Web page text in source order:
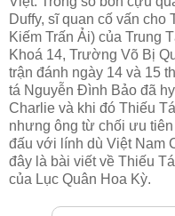
Duffy, sĩ quan cố vấn cho
Kiếm Trấn Ải) của Trung
Khoá 14, Trường Võ Bị
trận đánh ngày 14 và 15
tá Nguyễn Đình Bảo đã
Charlie và khi đó Thiếu
nhưng ông từ chối ưu
đấu với lính dù Việt Nam
đây là bài viết về Thiếu
của Lục Quân Hoa Kỳ.